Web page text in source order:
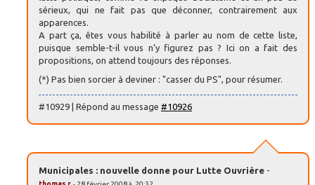
sérieux, qui ne fait pas que déconner, contrairement aux
apparences.
A part ça, êtes vous habilité à parler au nom de cette liste,
puisque semble-t-il vous n’y figurez pas ? Ici on a fait des
propositions, on attend toujours des réponses.
(*) Pas bien sorcier à deviner : "casser du PS", pour résumer.
#10929 | Répond au message #10926
Municipales : nouvelle donne pour Lutte Ouvrière -